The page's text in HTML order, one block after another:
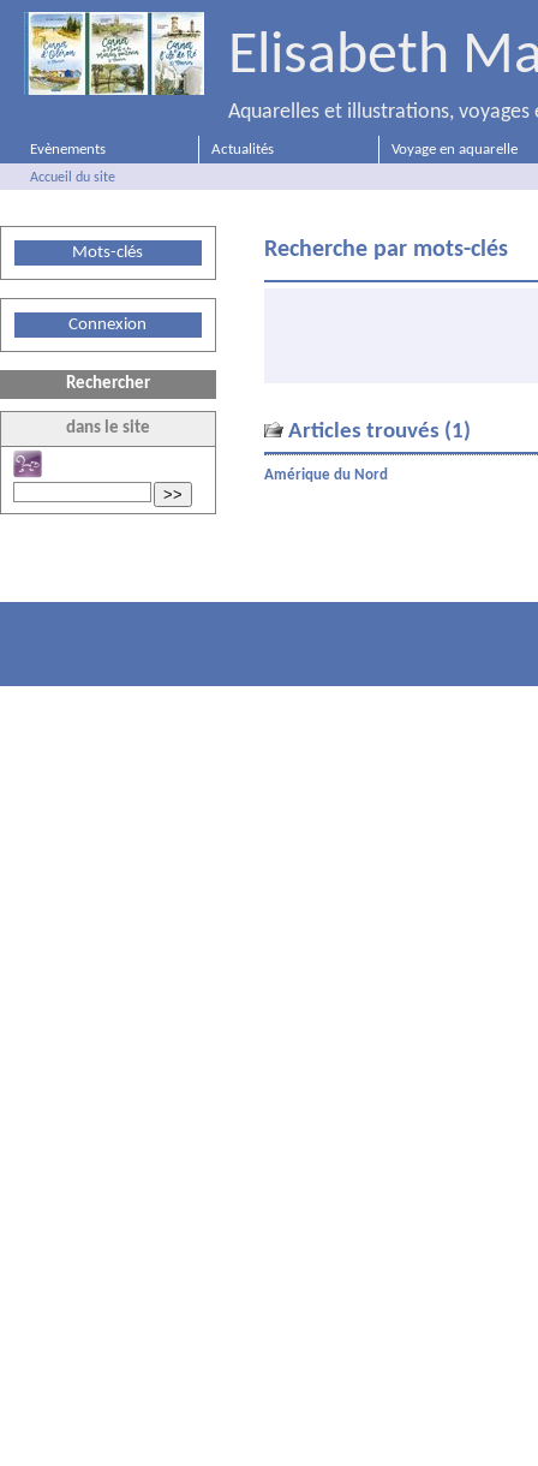
Elisabeth
Aquarelles et illustrations, voyages
Evènements Actualités Voyage en aquarelle
Accueil du site
Recherche par mots-clés
Articles trouvés (1)
Amérique du Nord
Mots-clés
Connexion
Rechercher
dans le site
>>